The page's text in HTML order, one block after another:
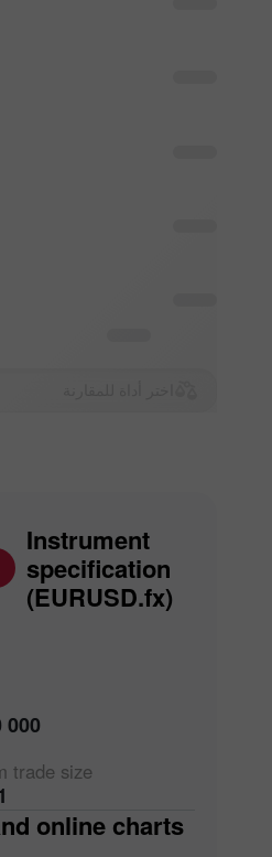
Instrument
specification
(EURUSD.fx)
000
trade size
online charts.